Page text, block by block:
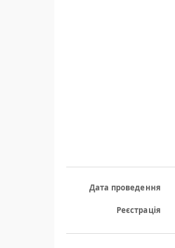
Дата проведення
Реєстрація